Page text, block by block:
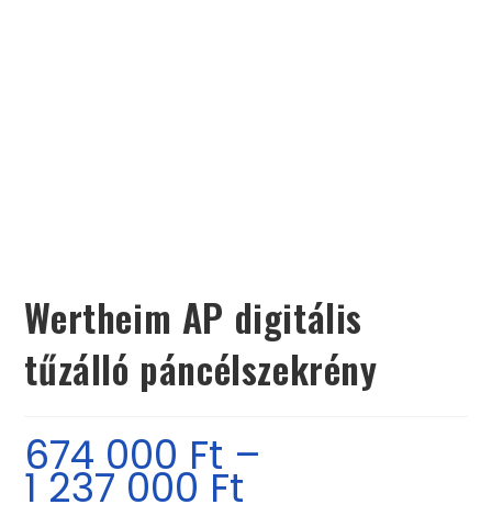
Wertheim AP digitális
tűzálló páncélszekrény
674 000 Ft –
1 237 000 Ft